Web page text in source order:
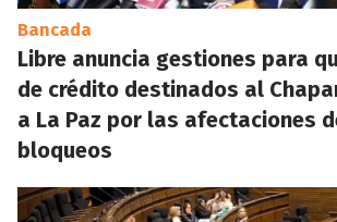
Bancada
Libre anuncia gestiones para
de crédito destinados al
a La Paz por las afectaciones
bloqueos